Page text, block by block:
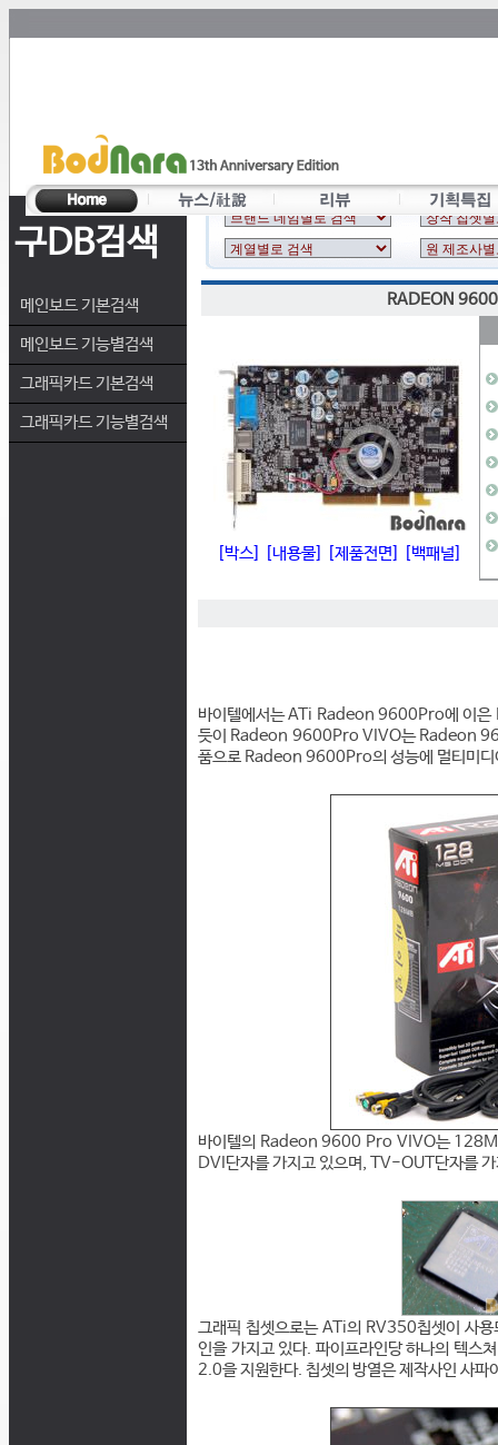
구DB검색
메인보드 기본검색
메인보드 기능별검색
그래픽카드 기본검색
그래픽카드 기능별검색
RADEON
[박스] [내용물] [제품전면] [백패널]
바이텔에서는 ATi Radeon 9600Pro에 이
듯이 Radeon 9600Pro VIVO는 Radeon
품으로 Radeon 9600Pro의 성능에 멀티미디
바이텔의 Radeon 9600 Pro VIVO는
DVI단자를 가지고 있으며, TV-OUT단자를
그래픽 칩셋으로는 ATi의 RV350칩셋이 사
인을 가지고 있다. 파이프라인당 하나의 텍
2.0을 지원한다. 칩셋의 방열은 제작사인 사파